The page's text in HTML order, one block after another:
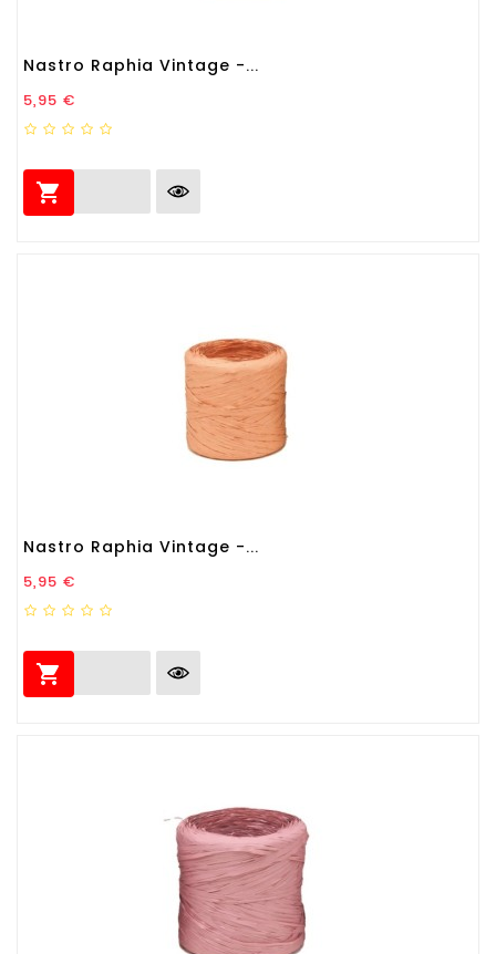
Nastro Raphia Vintage -...
Prezzo
5,95 €

Nastro Raphia Vintage -...
Prezzo
5,95 €
